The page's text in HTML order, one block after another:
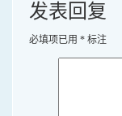
发表回复
必填项已用 * 标注